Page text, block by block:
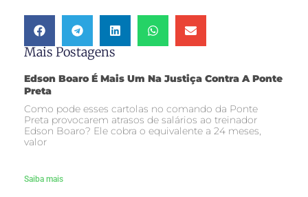
Mais Postagens
Edson Boaro É Mais Um Na Justiça Contra A Ponte
Preta
Como pode esses cartolas no comando da Ponte
Preta provocarem atrasos de salários ao treinador
Edson Boaro? Ele cobra o equivalente a 24 meses,
valor
Saiba mais